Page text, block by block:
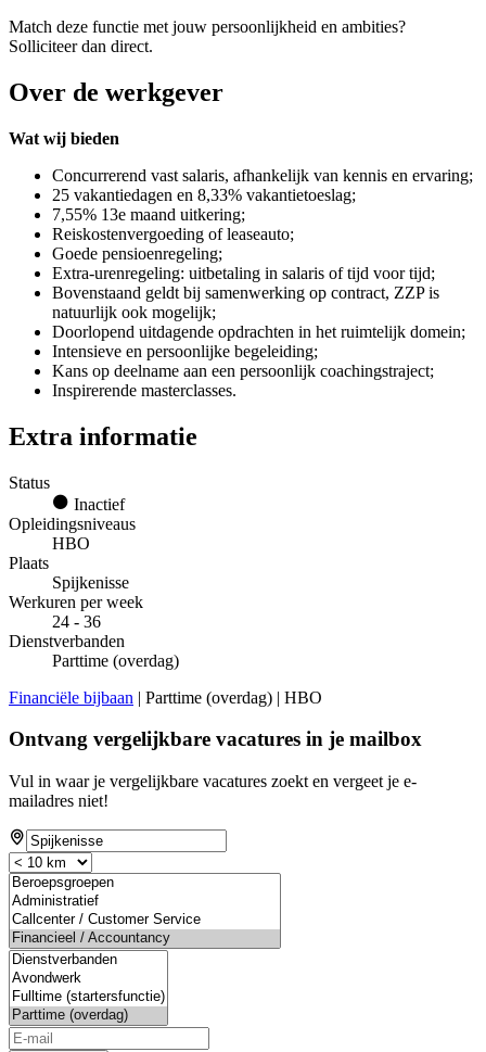
Match deze functie met jouw persoonlijkheid en ambities?
Solliciteer dan direct.
Over de werkgever
Wat wij bieden
Concurrerend vast salaris, afhankelijk van kennis en ervaring;
25 vakantiedagen en 8,33% vakantietoeslag;
7,55% 13e maand uitkering;
Reiskostenvergoeding of leaseauto;
Goede pensioenregeling;
Extra-urenregeling: uitbetaling in salaris of tijd voor tijd;
Bovenstaand geldt bij samenwerking op contract, ZZP is
natuurlijk ook mogelijk;
Doorlopend uitdagende opdrachten in het ruimtelijk domein;
Intensieve en persoonlijke begeleiding;
Kans op deelname aan een persoonlijk coachingstraject;
Inspirerende masterclasses.
Extra informatie
Status
Inactief
Opleidingsniveaus
HBO
Plaats
Spijkenisse
Werkuren per week
24 - 36
Dienstverbanden
Parttime (overdag)
Financiële bijbaan | Parttime (overdag) | HBO
Ontvang vergelijkbare vacatures in je mailbox
Vul in waar je vergelijkbare vacatures zoekt en vergeet je e-
mailadres niet!
If
you
are
a
human,
ignore
this
field